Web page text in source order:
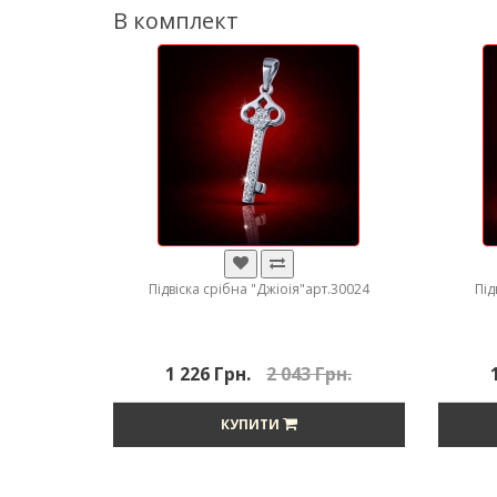
В комплект
Підвіска срібна "Джіоія"арт.30024
1 226 Грн. 2 043 Грн.
КУПИТИ